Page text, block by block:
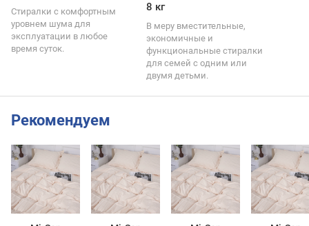
Стиралки с комфортным
уровнем шума для
эксплуатации в любое
время суток.
8 кг
В меру вместительные,
экономичные и
функциональные стиралки
для семей с одним или
двумя детьми.
Рекомендуем